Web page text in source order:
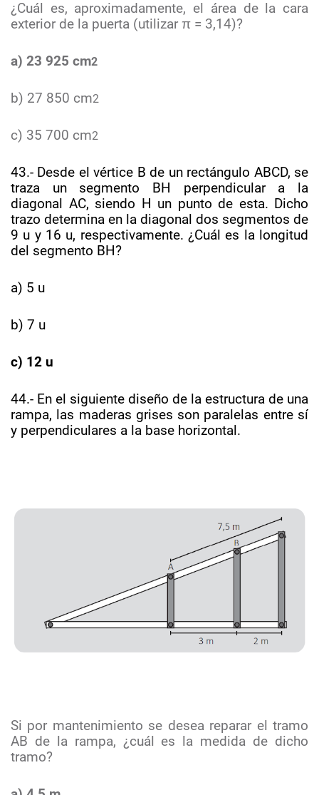
¿Cuál es, aproximadamente, el área de la cara
exterior de la puerta (utilizar π = 3,14)?
a) 23 925 cm2
b) 27 850 cm2
c) 35 700 cm2
43.- Desde el vértice B de un rectángulo ABCD, se
traza un segmento BH perpendicular a la
diagonal AC, siendo H un punto de esta. Dicho
trazo determina en la diagonal dos segmentos de
9 u y 16 u, respectivamente. ¿Cuál es la longitud
del segmento BH?
a) 5 u
b) 7 u
c) 12 u
44.- En el siguiente diseño de la estructura de una
rampa, las maderas grises son paralelas entre sí
y perpendiculares a la base horizontal.
Si por mantenimiento se desea reparar el tramo
AB de la rampa, ¿cuál es la medida de dicho
tramo?